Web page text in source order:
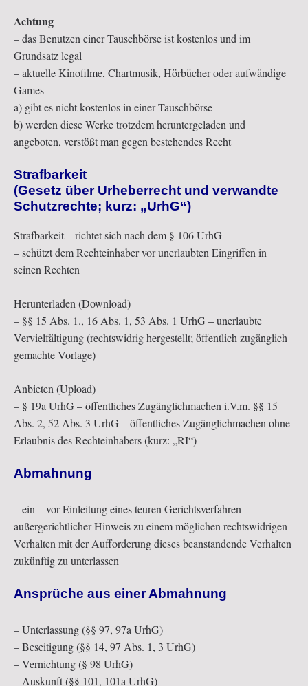
Achtung
– das Benutzen einer Tauschbörse ist kostenlos und im
Grundsatz legal
– aktuelle Kinofilme, Chartmusik, Hörbücher oder aufwändige
Games
a) gibt es nicht kostenlos in einer Tauschbörse
b) werden diese Werke trotzdem heruntergeladen und
angeboten, verstößt man gegen bestehendes Recht
Strafbarkeit
(Gesetz über Urheberrecht und verwandte
Schutzrechte; kurz: „UrhG“)
Strafbarkeit – richtet sich nach dem § 106 UrhG
– schützt dem Rechteinhaber vor unerlaubten Eingriffen in
seinen Rechten
Herunterladen (Download)
– §§ 15 Abs. 1., 16 Abs. 1, 53 Abs. 1 UrhG – unerlaubte
Vervielfältigung (rechtswidrig hergestellt; öffentlich zugänglich
gemachte Vorlage)
Anbieten (Upload)
– § 19a UrhG – öffentliches Zugänglichmachen i.V.m. §§ 15
Abs. 2, 52 Abs. 3 UrhG – öffentliches Zugänglichmachen ohne
Erlaubnis des Rechteinhabers (kurz: „RI“)
Abmahnung
– ein – vor Einleitung eines teuren Gerichtsverfahren –
außergerichtlicher Hinweis zu einem möglichen rechtswidrigen
Verhalten mit der Aufforderung dieses beanstandende Verhalten
zukünftig zu unterlassen
Ansprüche aus einer Abmahnung
– Unterlassung (§§ 97, 97a UrhG)
– Beseitigung (§§ 14, 97 Abs. 1, 3 UrhG)
– Vernichtung (§ 98 UrhG)
– Auskunft (§§ 101, 101a UrhG)